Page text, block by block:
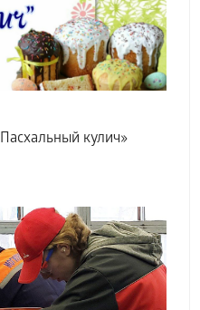
кулич»